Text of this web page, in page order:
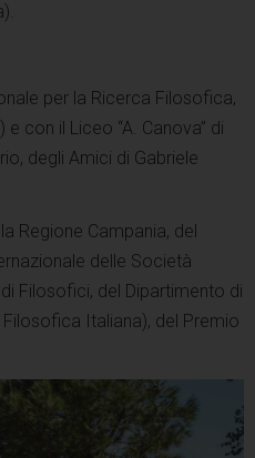
per la Ricerca Filosofica,
con il Liceo “A. Canova” di
degli Amici di Gabriele
Regione Campania, del
delle Società
Filosofici, del Dipartimento di
Italiana), del Premio